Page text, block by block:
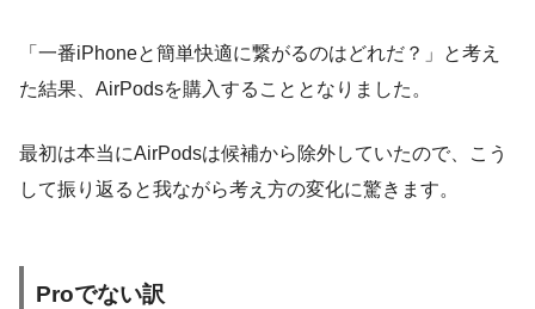
「一番iPhoneと簡単快適に繋がるのはどれだ？」と考え
た結果、AirPodsを購入することとなりました。
最初は本当にAirPodsは候補から除外していたので、こう
して振り返ると我ながら考え方の変化に驚きます。
Proでない訳